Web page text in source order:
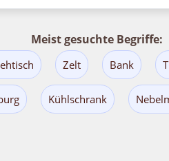
Meist gesuchte Begriffe:
Zelt Bank
Kühlschrank